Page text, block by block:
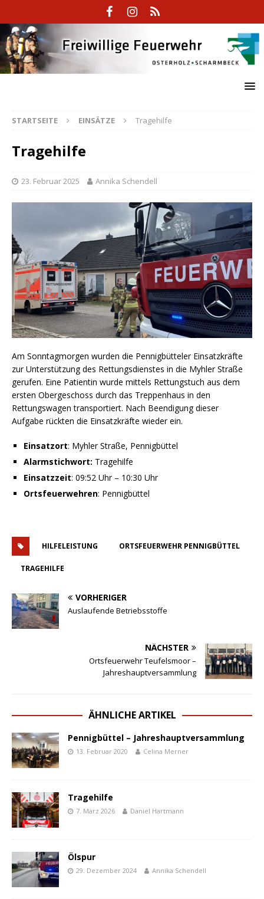
STARTSEITE EINSÄTZE Tragehilfe
Tragehilfe
23. Februar 2025 Annika Schendell
Am Sonntagmorgen wurden die Pennigbütteler Einsatzkräfte
zur Unterstützung des Rettungsdienstes in die Myhler Straße
gerufen. Eine Patientin wurde mittels Rettungstuch aus dem
ersten Obergeschoss durch das Treppenhaus in den
Rettungswagen transportiert. Nach Beendigung dieser
Aufgabe rückten die Einsatzkräfte wieder ein.
Einsatzort: Myhler Straße, Pennigbüttel
Alarmstichwort: Tragehilfe
Einsatzzeit: 09:52 Uhr – 10:30 Uhr
Ortsfeuerwehren: Pennigbüttel
HILFELEISTUNG ORTSFEUERWEHR PENNIGBÜTTEL
TRAGEHILFE
VORHERIGER
Auslaufende Betriebsstoffe
NÄCHSTER
Ortsfeuerwehr Teufelsmoor –
Jahreshauptversammlung
ÄHNLICHE ARTIKEL
Pennigbüttel – Jahreshauptversammlung
13. Februar 2020 Celina Merner
Tragehilfe
7. März 2026 Daniel Hartmann
Ölspur
29. Dezember 2024 Annika Schendell